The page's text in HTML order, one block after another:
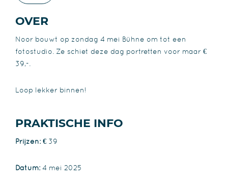
OVER
Noor bouwt op zondag 4 mei Bühne om tot een
fotostudio. Ze schiet deze dag portretten voor maar €
39,-.
Loop lekker binnen!
PRAKTISCHE INFO
Prijzen: € 39
Datum: 4 mei 2025